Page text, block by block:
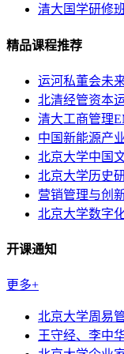
清大国学研修
精品课程推荐
运河私董会未
北清经管资本
清大工商管理
中国新能源产
北京大学中国
北京大学历史
营销管理与创
北京大学数字
开课通知
更多+
北京大学周易
王守经、李中